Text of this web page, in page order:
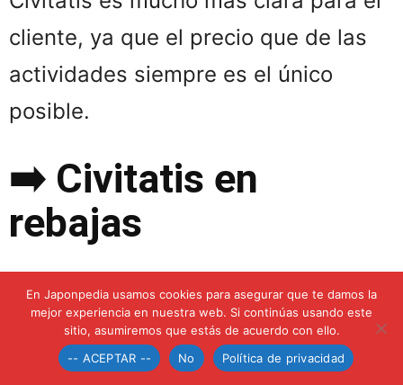
cliente, ya que el precio que de las
actividades siempre es el único
posible.
➡️ Civitatis en
rebajas
meses para encontrar descuentos
por excelencia. ¿Puedo ahorrar
En Japonpedia usamos cookies para asegurar que te damos la
mejor experiencia en nuestra web. Si continúas usando este
sitio, asumiremos que estás de acuerdo con ello.
-- ACEPTAR --
No Política de privacidad